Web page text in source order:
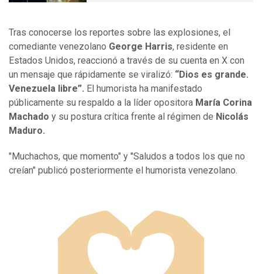
Tras conocerse los reportes sobre las explosiones, el
comediante venezolano George Harris, residente en
Estados Unidos, reaccionó a través de su cuenta en X con
un mensaje que rápidamente se viralizó: “Dios es grande.
Venezuela libre”. El humorista ha manifestado
públicamente su respaldo a la líder opositora María Corina
Machado y su postura crítica frente al régimen de Nicolás
Maduro.
"Muchachos, que momento" y "Saludos a todos los que no
creían" publicó posteriormente el humorista venezolano.